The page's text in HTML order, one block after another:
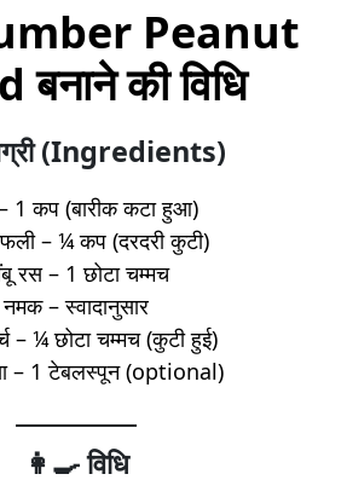
Peanut
बनाने की विधि
(Ingredients)
1 कप (बारीक कटा हुआ)
– ¼ कप (दरदरी कुटी)
रस – 1 छोटा चम्मच
नमक – स्वादानुसार
– ¼ छोटा चम्मच (कुटी हुई)
– 1 टेबलस्पून (optional)
👩‍🍳 विधि